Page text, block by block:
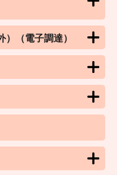
）（電子調達）